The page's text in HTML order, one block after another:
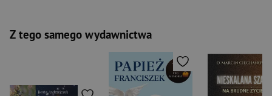
Z tego samego wydawnictwa